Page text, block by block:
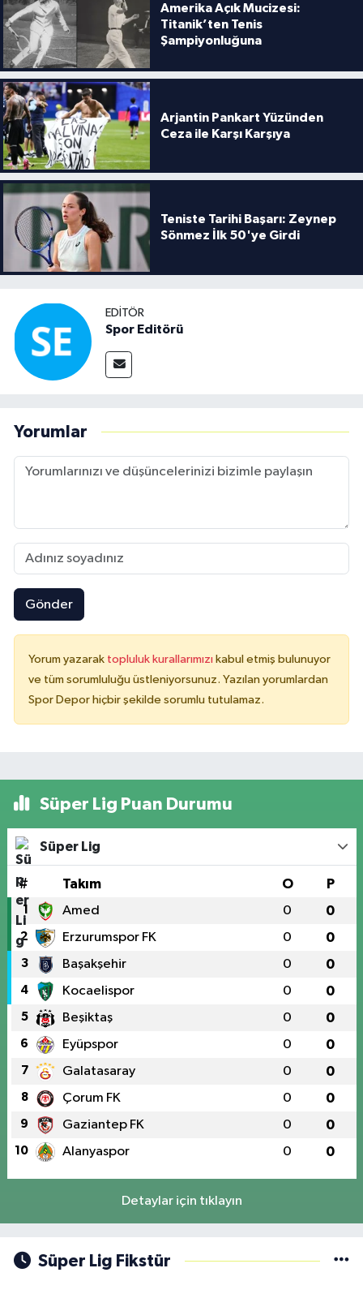
Amerika Açık Mucizesi:
Titanik’ten Tenis
Şampiyonluğuna
Arjantin Pankart Yüzünden
Ceza ile Karşı Karşıya
Teniste Tarihi Başarı: Zeynep
Sönmez İlk 50'ye Girdi
EDITÖR
Spor Editörü
Yorumlar
Gönder
Yorum yazarak topluluk kurallarımızı kabul etmiş bulunuyor
ve tüm sorumluluğu üstleniyorsunuz. Yazılan yorumlardan
Spor Depor hiçbir şekilde sorumlu tutulamaz.
Süper Lig Puan Durumu
Süper Lig
# Takım O P
1 Amed 0 0
2 Erzurumspor FK 0 0
3 Başakşehir 0 0
4 Kocaelispor 0 0
5 Beşiktaş 0 0
6 Eyüpspor 0 0
7 Galatasaray 0 0
8 Çorum FK 0 0
9 Gaziantep FK 0 0
10 Alanyaspor 0 0
Detaylar için tıklayın
Süper Lig Fikstür